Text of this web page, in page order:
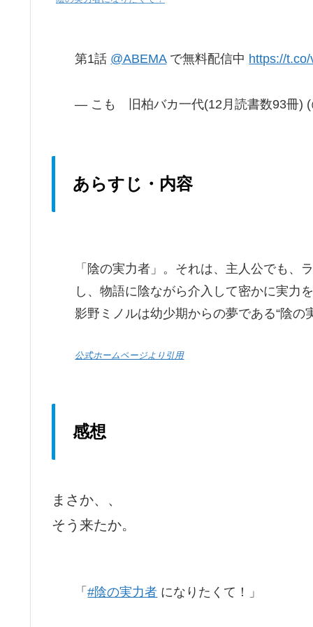
第1話 @ABEMAで無料配信中 https://
— こも 旧柏バカ一代(12月読書数93冊)
あらすじ・内容
「陰の実力者」。それは、主人公でも、
し、物語に陰ながら介入して密かに実力を
影野ミノルは幼少期からの夢である“陰の
公式ホームページより引用
感想
まさか、、
そう来たか。
「#陰の実力者 になりたくて！」